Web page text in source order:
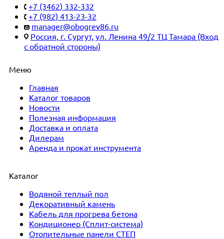
+7 (3462) 332-332
+7 (982) 413-23-32
manager@obogrev86.ru
Россия, г. Сургут, ул. Ленина 49/2 ТЦ Тамара (Вход
с обратной стороны)
Меню
Главная
Каталог товаров
Новости
Полезная информация
Доставка и оплата
Дилерам
Аренда и прокат инструмента
Каталог
Водяной теплый пол
Декоративный камень
Кабель для прогрева бетона
Кондиционер (Сплит-система)
Отопительные панели СТЕП